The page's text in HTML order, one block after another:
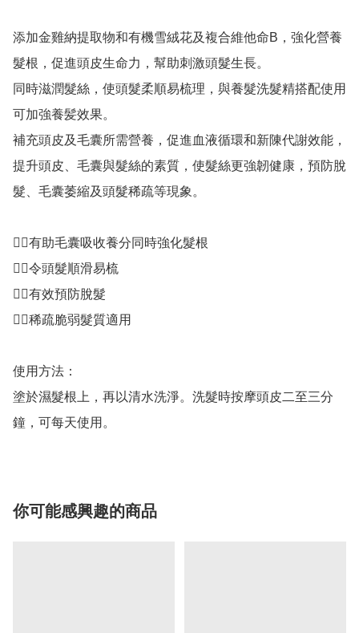
添加金雞納提取物和有機雪絨花及複合維他命B，強化營養
髮根，促進頭皮生命力，幫助刺激頭髮生長。
同時滋潤髮絲，使頭髮柔順易梳理，與養髮洗髮精搭配使用
可加強養髪效果。
補充頭皮及毛囊所需營養，促進血液循環和新陳代謝效能，
提升頭皮、毛囊與髮絲的素質，使髮絲更強韌健康，預防脫
髮、毛囊萎縮及頭髮稀疏等現象。
👍🏻有助毛囊吸收養分同時強化髮根
👍🏻令頭髮順滑易梳
👍🏻有效預防脫髮
👍🏻稀疏脆弱髮質適用
使用方法：
塗於濕髮根上，再以清水洗淨。洗髮時按摩頭皮二至三分
鐘，可每天使用。
你可能感興趣的商品